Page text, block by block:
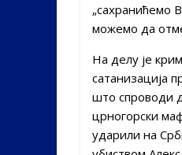
„сахранићемо
можемо да
На делу је
сатанизација
што спроводи
црногорски
ударили на